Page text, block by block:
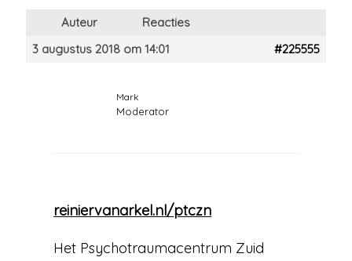
Auteur
Reacties
3 augustus 2018 om 14:01
#225555
Mark
Moderator
reiniervanarkel.nl/ptczn
Het Psychotraumacentrum Zuid